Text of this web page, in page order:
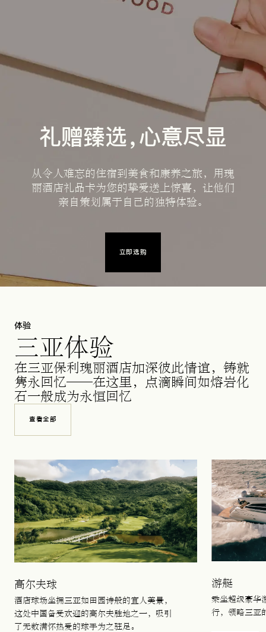
立即选购
礼赠臻选，心意尽显
从令人难忘的住宿到美食和康养之旅，用瑰
丽酒店礼品卡为您的挚爱送上惊喜，让他们
亲自策划属于自己的独特体验。
体验
三亚体验
在三亚保利瑰丽酒店加深彼此情谊，铸就
隽永回忆——在这里，点滴瞬间如熔岩化
石一般成为永恒回忆
查看全部
高尔夫球
酒店球场坐拥三亚如田园诗般的宜人美景，
这处中国备受欢迎的高尔夫胜地之一，吸引
了无数满怀热爱的球手为之驻足。
游艇
乘坐超级豪华
行，领略三亚